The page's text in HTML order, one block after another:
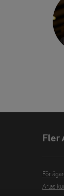
Fler
För
Arlas